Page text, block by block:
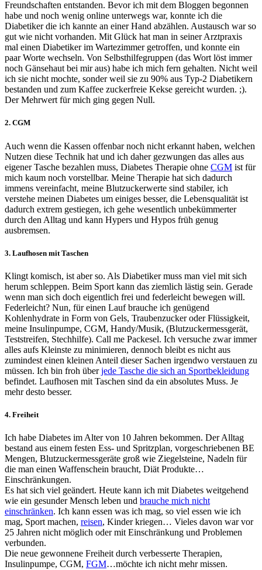
Freundschaften entstanden. Bevor ich mit dem Bloggen begonnen
habe und noch wenig online unterwegs war, konnte ich die
Diabetiker die ich kannte an einer Hand abzählen. Austausch war so
gut wie nicht vorhanden. Mit Glück hat man in seiner Arztpraxis
mal einen Diabetiker im Wartezimmer getroffen, und konnte ein
paar Worte wechseln. Von Selbsthilfegruppen (das Wort löst immer
noch Gänsehaut bei mir aus) habe ich mich fern gehalten. Nicht weil
ich sie nicht mochte, sonder weil sie zu 90% aus Typ-2 Diabetikern
bestanden und zum Kaffee zuckerfreie Kekse gereicht wurden. ;).
Der Mehrwert für mich ging gegen Null.
2. CGM
Auch wenn die Kassen offenbar noch nicht erkannt haben, welchen
Nutzen diese Technik hat und ich daher gezwungen das alles aus
eigener Tasche bezahlen muss, Diabetes Therapie ohne CGM ist für
mich kaum noch vorstellbar. Meine Therapie hat sich dadurch
immens vereinfacht, meine Blutzuckerwerte sind stabiler, ich
verstehe meinen Diabetes um einiges besser, die Lebensqualität ist
dadurch extrem gestiegen, ich gehe wesentlich unbekümmerter
durch den Alltag und kann Hypers und Hypos früh genug
ausbremsen.
3. Laufhosen mit Taschen
Klingt komisch, ist aber so. Als Diabetiker muss man viel mit sich
herum schleppen. Beim Sport kann das ziemlich lästig sein. Gerade
wenn man sich doch eigentlich frei und federleicht bewegen will.
Federleicht? Nun, für einen Lauf brauche ich genügend
Kohlenhydrate in Form von Gels, Traubenzucker oder Flüssigkeit,
meine Insulinpumpe, CGM, Handy/Musik, (Blutzuckermessgerät,
Teststreifen, Stechhilfe). Call me Packesel. Ich versuche zwar immer
alles aufs Kleinste zu minimieren, dennoch bleibt es nicht aus
zumindest einen kleinen Anteil dieser Sachen irgendwo verstauen zu
müssen. Ich bin froh überjede Tasche die sich an Sportbekleidung
befindet. Laufhosen mit Taschen sind da ein absolutes Muss. Je
mehr desto besser.
4. Freiheit
Ich habe Diabetes im Alter von 10 Jahren bekommen. Der Alltag
bestand aus einem festen Ess- und Spritzplan, vorgeschriebenen BE
Mengen, Blutzuckermessgeräte groß wie Ziegelsteine, Nadeln für
die man einen Waffenschein braucht, Diät Produkte…
Einschränkungen.
Es hat sich viel geändert. Heute kann ich mit Diabetes weitgehend
wie ein gesunder Mensch leben und brauche mich nicht
einschränken. Ich kann essen was ich mag, so viel essen wie ich
mag, Sport machen, reisen, Kinder kriegen… Vieles davon war vor
25 Jahren nicht möglich oder mit Einschränkung und Problemen
verbunden.
Die neue gewonnene Freiheit durch verbesserte Therapien,
Insulinpumpe, CGM, FGM…möchte ich nicht mehr missen.